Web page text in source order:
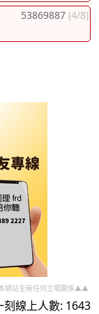
53869887 (4/8)
網站全無任何立場關係▲▲
刻線上人數: 1643